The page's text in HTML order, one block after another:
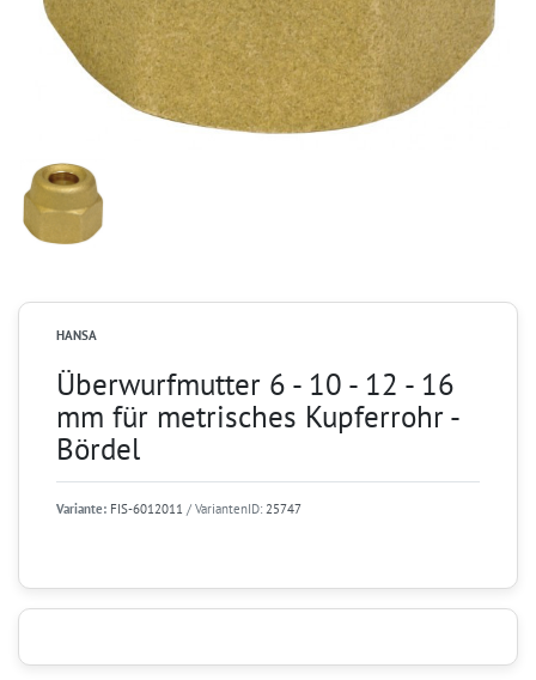
HANSA
Überwurfmutter 6 - 10 - 12 - 16
mm für metrisches Kupferrohr -
Bördel
Variante: FIS-6012011 / VariantenID: 25747